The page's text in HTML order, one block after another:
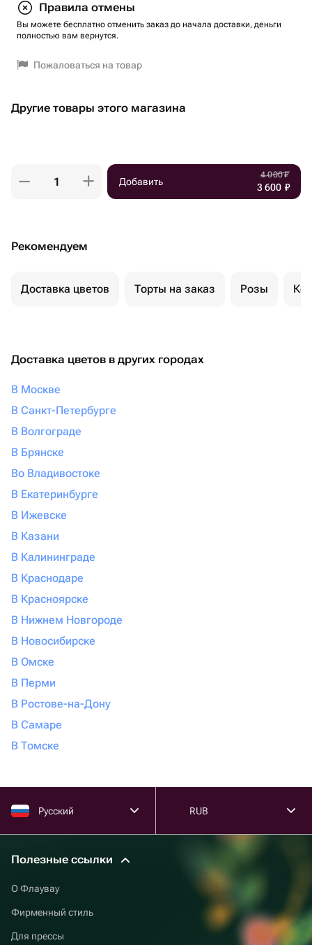
Правила отмены
Вы можете бесплатно отменить заказ до начала доставки, деньги
полностью вам вернутся.
Пожаловаться на товар
Другие товары этого магазина
Добавить
4 000₽
3 600 ₽
Рекомендуем
Доставка цветов Торты на заказ Розы
Доставка цветов в других городах
В Москве
В Санкт-Петербурге
В Волгограде
В Брянске
Во Владивостоке
В Екатеринбурге
В Ижевске
В Казани
В Калининграде
В Краснодаре
В Красноярске
В Нижнем Новгороде
В Новосибирске
В Омске
В Перми
В Ростове-на-Дону
В Самаре
В Томске
Русский RUB
Полезные ссылки
О Флаувау
Фирменный стиль
Для прессы